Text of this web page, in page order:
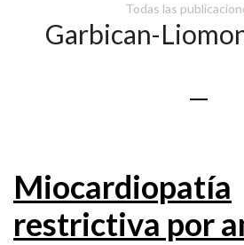
Todas las
Garbican-
Miocardiopatía
restrictiva por